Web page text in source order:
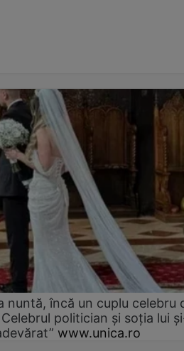
nuntă, încă un cuplu celebru
politician și soția lui
www.unica.ro